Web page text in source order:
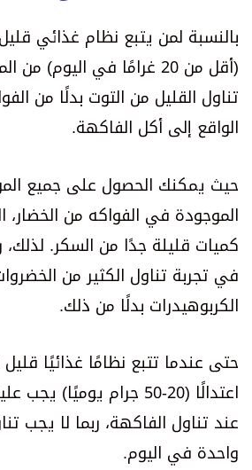
بالنسبة لمن يتبع نظام غذائي
(أقل من 20 غرامًا في
تناول القليل من التوت بدلًا من
الواقع إلى أكل الفاكهة.
حيث يمكنك الحصول على جميع
الموجودة في الفواكه من
كميات قليلة جدًا من السكر.
في تجربة تناول الكثير من
الكربوهيدرات بدلًا من ذلك.
حتى عندما تتبع نظامًا غذائيًا قليل
اعتدالًا (20-50 جرام
عند تناول الفاكهة، ربما لا يجب
واحدة في اليوم.